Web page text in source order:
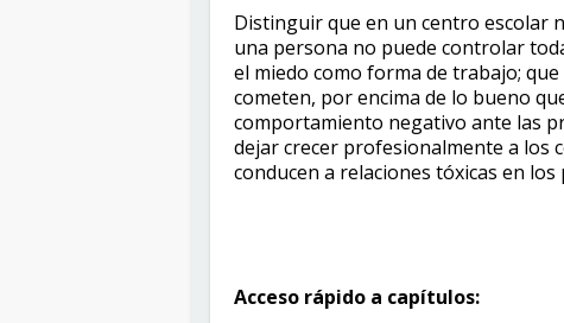
Distinguir que en un centro escolar
una persona no puede controlar
el miedo como forma de trabajo;
cometen, por encima de lo bueno
comportamiento negativo ante las
dejar crecer profesionalmente a los
conducen a relaciones tóxicas en
Acceso rápido a capítulos: